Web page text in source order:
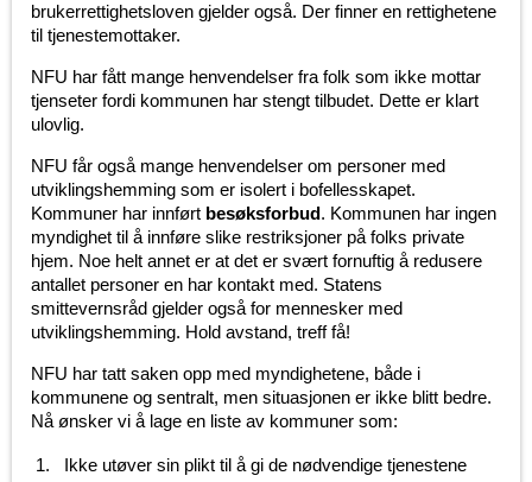
brukerrettighetsloven gjelder også. Der finner en rettighetene
til tjenestemottaker.
NFU har fått mange henvendelser fra folk som ikke mottar
tjenseter fordi kommunen har stengt tilbudet. Dette er klart
ulovlig.
NFU får også mange henvendelser om personer med
utviklingshemming som er isolert i bofellesskapet.
Kommuner har innført besøksforbud. Kommunen har ingen
myndighet til å innføre slike restriksjoner på folks private
hjem. Noe helt annet er at det er svært fornuftig å redusere
antallet personer en har kontakt med. Statens
smittevernsråd gjelder også for mennesker med
utviklingshemming. Hold avstand, treff få!
NFU har tatt saken opp med myndighetene, både i
kommunene og sentralt, men situasjonen er ikke blitt bedre.
Nå ønsker vi å lage en liste av kommuner som:
Ikke utøver sin plikt til å gi de nødvendige tjenestene